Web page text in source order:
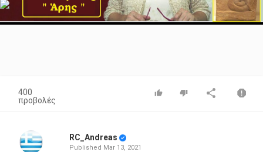
Video
400
προβολές
RC_Andreas
Published Mar 13, 2021